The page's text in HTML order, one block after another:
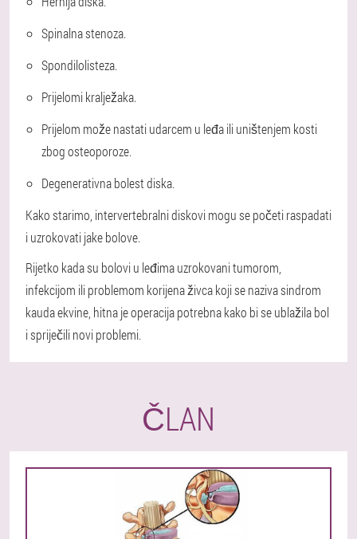
Spinalna stenoza.
Spondilolisteza.
Prijelomi kralježaka.
Prijelom može nastati udarcem u leđa ili uništenjem kosti
zbog osteoporoze.
Degenerativna bolest diska.
Kako starimo, intervertebralni diskovi mogu se početi raspadati
i uzrokovati jake bolove.
Rijetko kada su bolovi u leđima uzrokovani tumorom,
infekcijom ili problemom korijena živca koji se naziva sindrom
kauda ekvine, hitna je operacija potrebna kako bi se ublažila bol
i spriječili novi problemi.
ČLAN